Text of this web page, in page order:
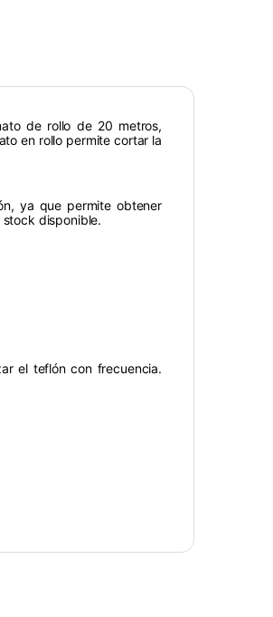
de rollo de 20 metros,
en rollo permite cortar la
ya que permite obtener
disponible.
el teflón con frecuencia.